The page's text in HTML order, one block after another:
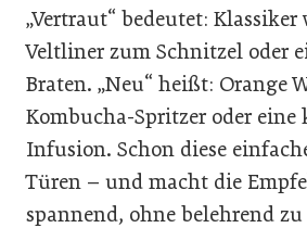
„Vertraut“ bedeutet: Klassiker
Veltliner zum Schnitzel oder
Braten. „Neu“ heißt: Orange
Kombucha-Spritzer oder eine
Infusion. Schon diese
Türen – und macht die
spannend, ohne belehrend